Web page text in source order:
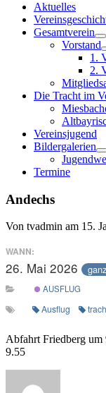
Aktuelles
Gesamtverein
Vorstand
1.
2.
Die Tracht im
Vereinsjugend
Bildergalerien
Termine
Andechs
Von tvadmin am 15.
WANN:
26. Mai 2026
AUSFLUG
Ausflug
Abfahrt Friedberg
9.55